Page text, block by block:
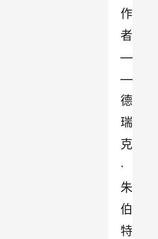
作
者
—
—
德
瑞
克
·
朱
伯
特